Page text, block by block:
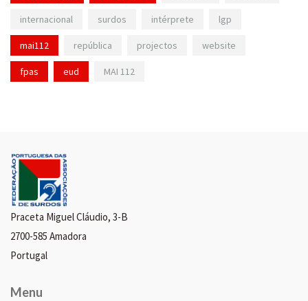
internacional surdos intérprete lgp
mai112 república projectos website
fpas eud MAI 112
Praceta Miguel Cláudio, 3-B
2700-585 Amadora
Portugal
Menu